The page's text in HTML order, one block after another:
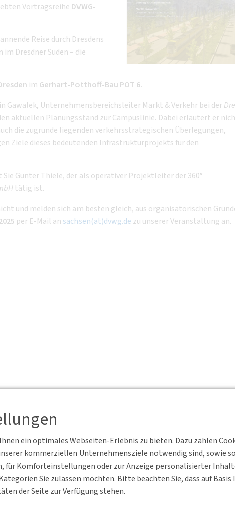
ein optimales Webseiten-Erlebnis zu bieten. Dazu zählen
kommerziellen Unternehmensziele notwendig sind, sowie
für Komforteinstellungen oder zur Anzeige personalisierter
Sie zulassen möchten. Bitte beachten Sie, dass auf
der Seite zur Verfügung stehen.
Vortragsreihe DVWG-
Reise durch Dresdens
Dresdner Süden – die
im Gerhart-Potthoff-Bau POT 6.
Gawalek, Unternehmensbereichsleiter Markt & Verkehr bei der
aktuellen Planungsstand zur Campuslinie. Dabei erläutert er
die zugrunde liegenden verkehrsstrategischen Überlegungen,
Ziele dieses bedeutenden Infrastrukturprojekts für den
Gunter Thiele, der als operativer Projektleiter der 360°
tätig ist.
und melden sich am besten gleich, aus organisatorischen
per E-Mail an sachsen(at)dvwg.de zu unserer Veranstaltung an.